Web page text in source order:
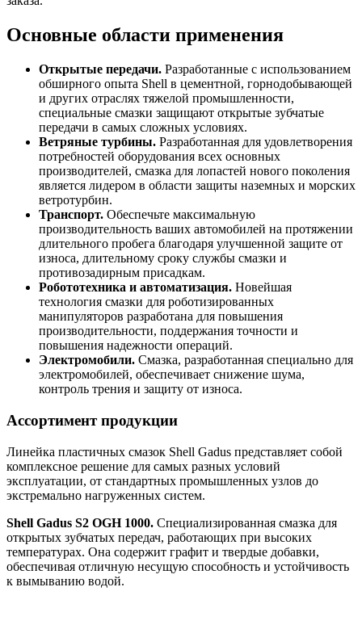
Основные области применения
Открытые передачи. Разработанные с использованием
обширного опыта Shell в цементной, горнодобывающей
и других отраслях тяжелой промышленности,
специальные смазки защищают открытые зубчатые
передачи в самых сложных условиях.
Ветряные турбины. Разработанная для удовлетворения
потребностей оборудования всех основных
производителей, смазка для лопастей нового поколения
является лидером в области защиты наземных и морских
ветротурбин.
Транспорт. Обеспечьте максимальную
производительность ваших автомобилей на протяжении
длительного пробега благодаря улучшенной защите от
износа, длительному сроку службы смазки и
противозадирным присадкам.
Робототехника и автоматизация. Новейшая
технология смазки для роботизированных
манипуляторов разработана для повышения
производительности, поддержания точности и
повышения надежности операций.
Электромобили. Смазка, разработанная специально для
электромобилей, обеспечивает снижение шума,
контроль трения и защиту от износа.
Ассортимент продукции
Линейка пластичных смазок Shell Gadus представляет собой
комплексное решение для самых разных условий
эксплуатации, от стандартных промышленных узлов до
экстремально нагруженных систем.
Shell Gadus S2 OGH 1000. Специализированная смазка для
открытых зубчатых передач, работающих при высоких
температурах. Она содержит графит и твердые добавки,
обеспечивая отличную несущую способность и устойчивость
к вымыванию водой.